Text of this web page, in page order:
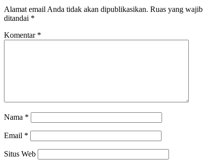
Alamat email Anda tidak akan dipublikasikan. Ruas yang wajib
ditandai *
Komentar *
Nama *
Email *
Situs Web